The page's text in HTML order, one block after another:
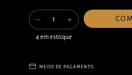
4em estoque
MEIOS DE PAGAMENTO